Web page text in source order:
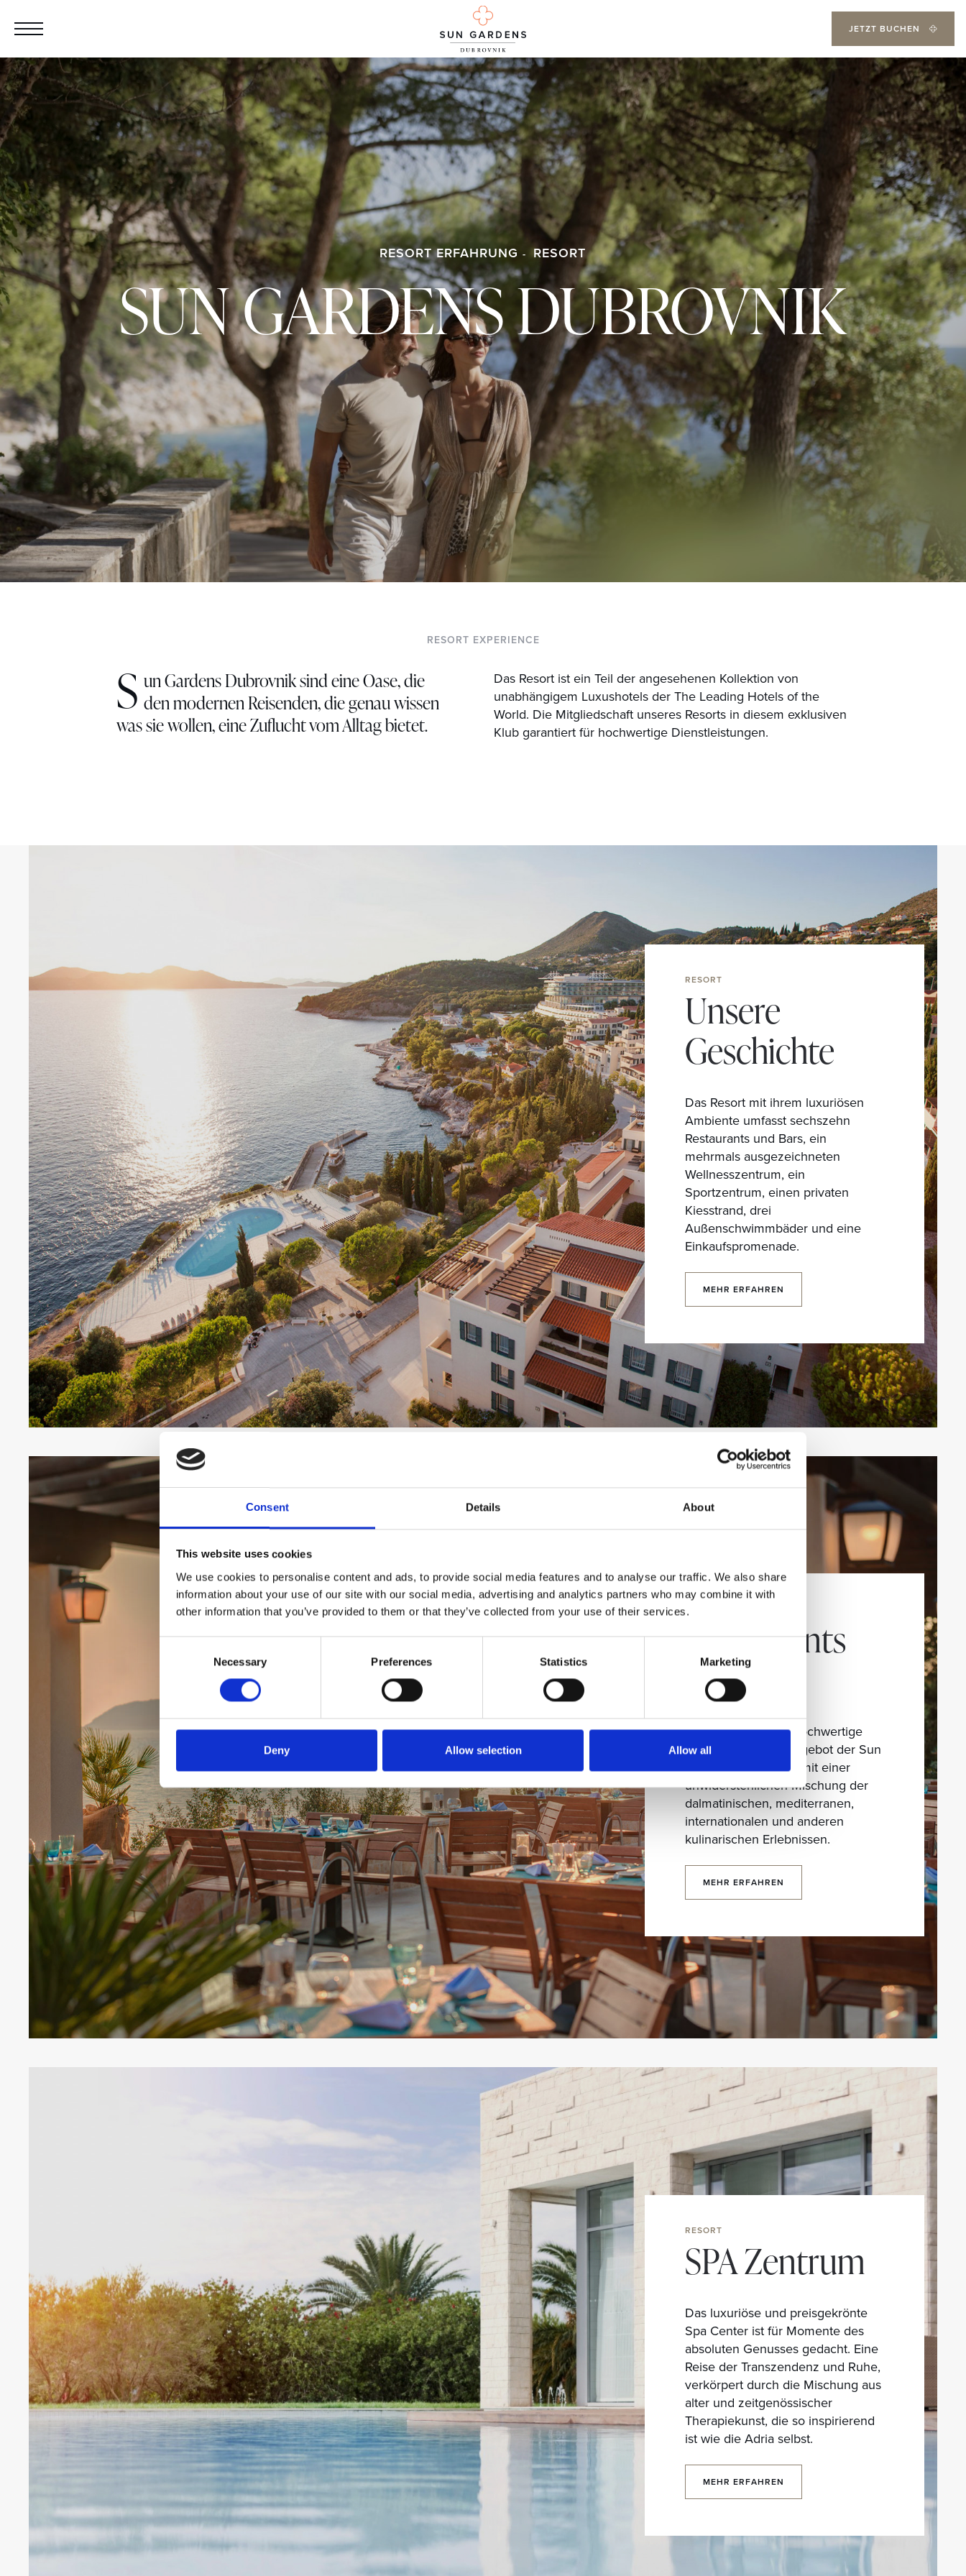
Consent Details About
This website uses cookies
We use cookies to personalise content and ads, to provide social media features and to analyse our traffic. We also share
information about your use of our site with our social media, advertising and analytics partners who may combine it with
other information that you’ve provided to them or that they’ve collected from your use of their services.
Necessary Preferences Statistics Marketing
Deny Allow selection Allow all
JETZT BUCHEN
RESORT ERFAHRUNG RESORT
SUN GARDENS DUBROVNIK
RESORT EXPERIENCE
S un Gardens Dubrovnik sind eine Oase, die
den modernen Reisenden, die genau wissen
was sie wollen, eine Zuflucht vom Alltag bietet.
Das Resort ist ein Teil der angesehenen Kollektion von
unabhängigem Luxushotels der The Leading Hotels of the
World. Die Mitgliedschaft unseres Resorts in diesem exklusiven
Klub garantiert für hochwertige Dienstleistungen.
RESORT
Unsere
Geschichte
Das Resort mit ihrem luxuriösen
Ambiente umfasst sechszehn
Restaurants und Bars, ein
mehrmals ausgezeichneten
Wellnesszentrum, ein
Sportzentrum, einen privaten
Kiesstrand, drei
Außenschwimmbäder und eine
Einkaufspromenade.
MEHR ERFAHREN
RESORT
Restaurants
und Bars
Entdecken Sie das hochwertige
gastronomischen Angebot der Sun
Gardens Dubrovnik, mit einer
unwiderstehlichen Mischung der
dalmatinischen, mediterranen,
internationalen und anderen
kulinarischen Erlebnissen.
MEHR ERFAHREN
RESORT
SPA Zentrum
Das luxuriöse und preisgekrönte
Spa Center ist für Momente des
absoluten Genusses gedacht. Eine
Reise der Transzendenz und Ruhe,
verkörpert durch die Mischung aus
alter und zeitgenössischer
Therapiekunst, die so inspirierend
ist wie die Adria selbst.
MEHR ERFAHREN